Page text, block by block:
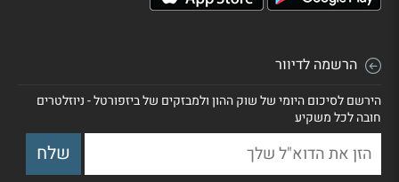
הרשמה לדיוור
הירשם לסיכום היומי של שוק ההון ולמבזקים של ביזפורטל - ניוזלטרים
חובה לכל משקיע